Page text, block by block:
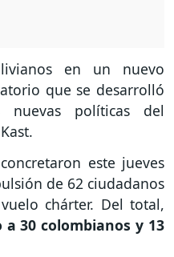
en un nuevo
que se desarrolló
políticas del
este jueves
de 62 ciudadanos
chárter. Del total,
30 colombianos y 13